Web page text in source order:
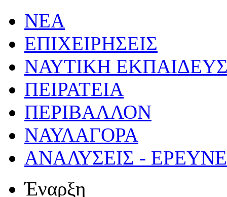
NEA
ΕΠΙΧΕΙΡΗΣΕΙΣ
ΝΑΥΤΙΚΗ
ΠΕΙΡΑΤΕΙΑ
ΠΕΡΙΒΑΛΛΟΝ
ΝΑΥΛΑΓΟΡΑ
ΑΝΑΛΥΣΕΙΣ -
Έναρξη